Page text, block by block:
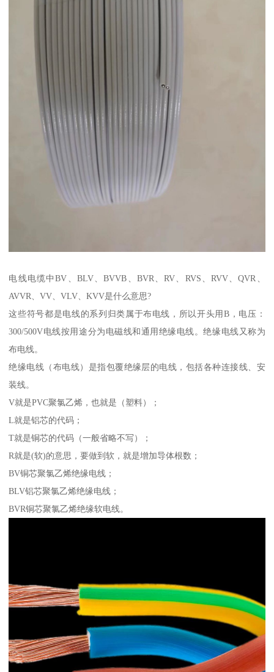
电线电缆中BV、BLV、BVVB、BVR、RV、RVS、RVV、QVR、
AVVR、VV、VLV、KVV是什么意思?
这些符号都是电线的系列归类属于布电线，所以开头用B，电压：
300/500V电线按用途分为电磁线和通用绝缘电线。绝缘电线又称为
布电线。
绝缘电线（布电线）是指包覆绝缘层的电线，包括各种连接线、安
装线。
V就是PVC聚氯乙烯，也就是（塑料）；
L就是铝芯的代码；
T就是铜芯的代码（一般省略不写）；
R就是(软)的意思，要做到软，就是增加导体根数；
BV铜芯聚氯乙烯绝缘电线；
BLV铝芯聚氯乙烯绝缘电线；
BVR铜芯聚氯乙烯绝缘软电线。